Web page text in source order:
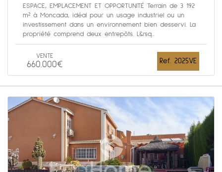
ESPACE, EMPLACEMENT ET OPPORTUNITÉ Terrain de 3 192
m² à Moncada, idéal pour un usage industriel ou un
investissement dans un environnement bien desservi. La
propriété comprend deux entrepôts. L&rsq...
VENTE
660.000€ Ref. 2025VE